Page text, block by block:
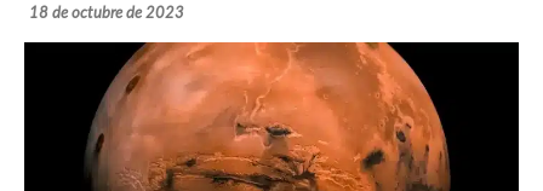
18 de octubre de 2023